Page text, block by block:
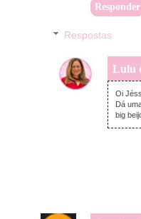
Responder
Respostas
Lulu
Oi
Dá
big